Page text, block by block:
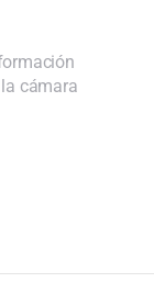
cámara